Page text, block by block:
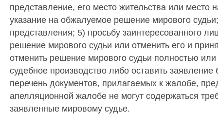
представление, его место жительства или место
указание на обжалуемое решение мирового
представления; 5) просьбу заинтересованного
решение мирового судьи или отменить его и
отменить решение мирового судьи полностью или
судебное производство либо оставить заявление
перечень документов, прилагаемых к жалобе,
апелляционной жалобе не могут содержаться
заявленные мировому судье.